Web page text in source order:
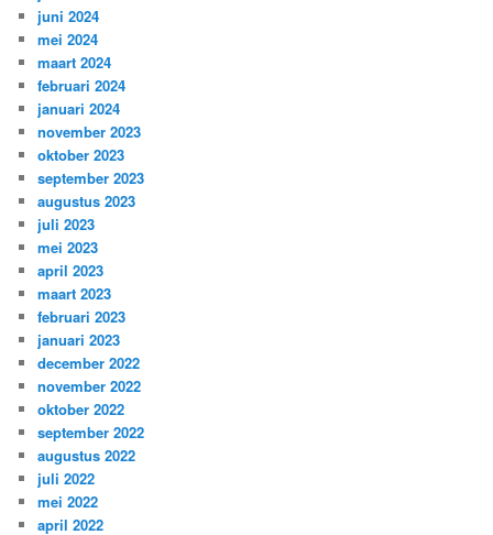
juni 2024
mei 2024
maart 2024
februari 2024
januari 2024
november 2023
oktober 2023
september 2023
augustus 2023
juli 2023
mei 2023
april 2023
maart 2023
februari 2023
januari 2023
december 2022
november 2022
oktober 2022
september 2022
augustus 2022
juli 2022
mei 2022
april 2022